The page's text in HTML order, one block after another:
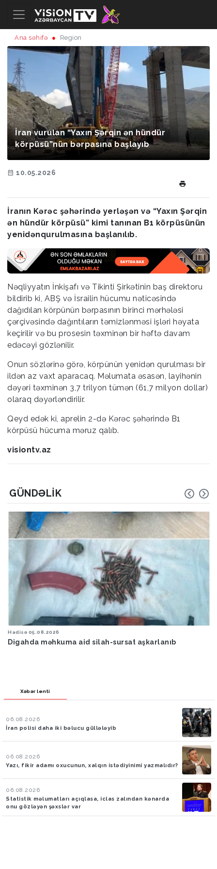
Ana səhifə Region
İran vurulan “Yaxın Şərqin ən hündür
körpüsü”nün bərpasına başlayıb
10.05.2026
İranın Kərəc şəhərində yerləşən və “Yaxın Şərqin
ən hündür körpüsü” kimi tanınan B1 körpüsünün
yenidənqurulmasına başlanılıb.
Nəqliyyatın İnkişafı və Tikinti Şirkətinin baş direktoru
bildirib ki, ABŞ və İsrailin hücumu nəticəsində
dağıdılan körpünün bərpasının birinci mərhələsi
çərçivəsində dağıntıların təmizlənməsi işləri həyata
keçirilir və bu prosesin təxminən bir həftə davam
edəcəyi gözlənilir.
Onun sözlərinə görə, körpünün yenidən qurulması bir
ildən az vaxt aparacaq. Məlumata əsasən, layihənin
dəyəri təxminən 3,7 trilyon tümən (61,7 milyon dollar)
olaraq dəyərləndirilir.
Qeyd edək ki, aprelin 2-də Kərəc şəhərində B1
körpüsü hücuma məruz qalıb.
visiontv.az
GÜNDƏLIK
Hadisə 05.08.2026
Digahda məhkuma aid silah-sursat aşkarlanıb
Xəbər lenti
06.08.2026
İran polisi daha iki bəlucu güllələyib
06.08.2026
Yazı, fikir adamı oxucunun, xalqın istədiyinimi yazmalıdır?
06.08.2026
Statistik məlumatları açıqlasa, iclas zalından kənarda
onu gözləyən şəxslər var